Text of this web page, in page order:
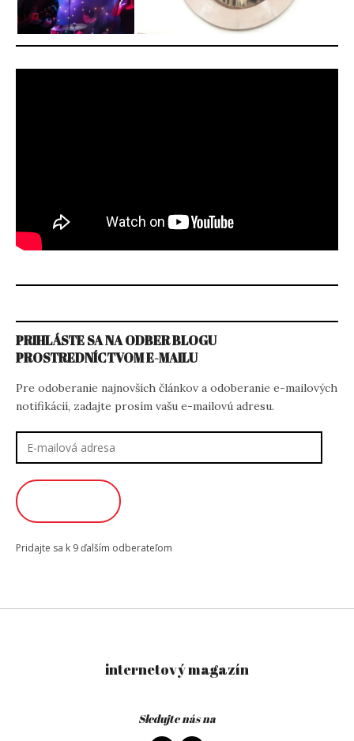
PRIHLÁSTE SA NA ODBER BLOGU
PROSTREDNÍCTVOM E-MAILU
Pre odoberanie najnovších článkov a odoberanie e-mailových
notifikácií, zadajte prosím vašu e-mailovú adresu.
adresa
Pridajte sa k 9 ďalším odberateľom
internetový magazín
Sledujte nás na